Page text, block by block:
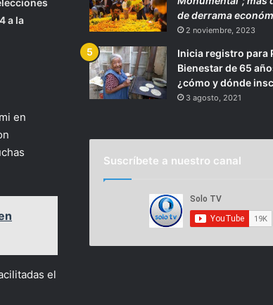
a la
en
el
de derrama
2 noviembre, 2023
Inicia registro para
Bienestar de 65
¿cómo y dónde
3 agosto, 2021
Suscríbete a nuestro canal